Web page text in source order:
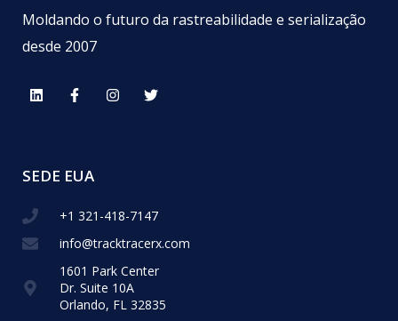
Moldando o futuro da rastreabilidade e serialização
desde 2007
SEDE EUA
+1 321-418-​7147
info@tracktracerx.com
1601 Park Center
Dr. Suite 10A
Orlando, FL 32835